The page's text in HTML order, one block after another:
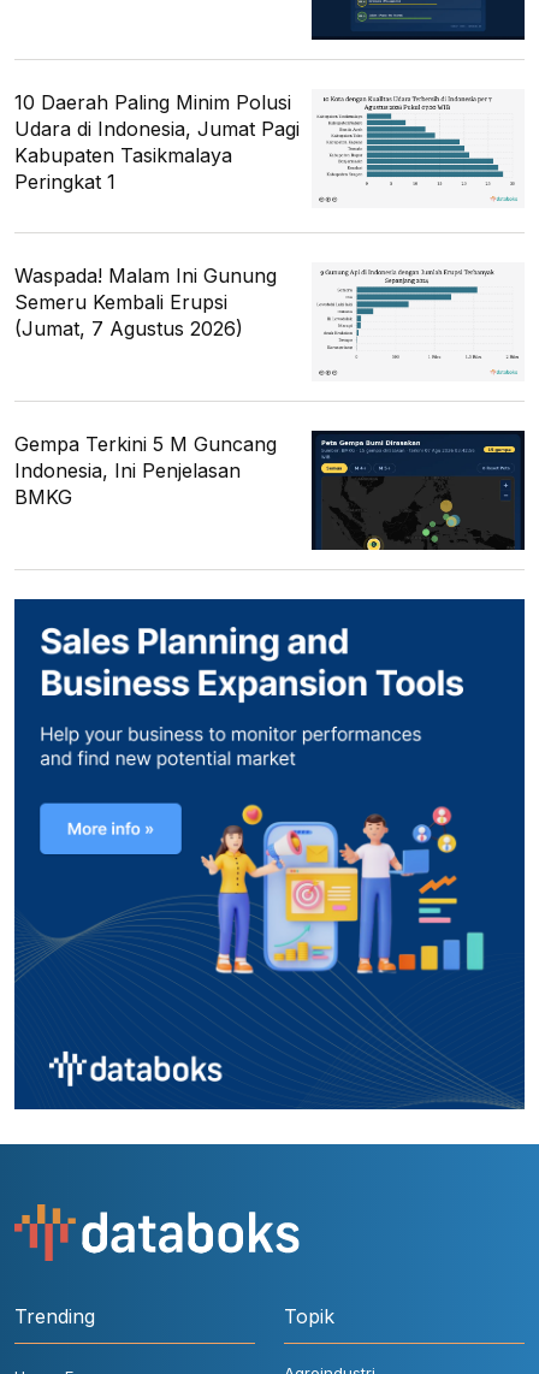
10 Daerah Paling Minim Polusi
Udara di Indonesia, Jumat Pagi
Kabupaten Tasikmalaya
Peringkat 1
Waspada! Malam Ini Gunung
Semeru Kembali Erupsi
(Jumat, 7 Agustus 2026)
Gempa Terkini 5 M Guncang
Indonesia, Ini Penjelasan
BMKG
Trending Topik